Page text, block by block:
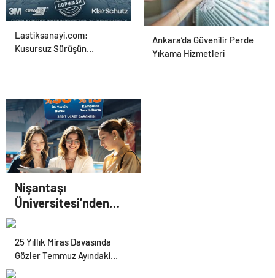
UETDS Nedir ? Uetds.com
İle Akıllı Dijital Taşımacılık
Ankara’da Güvenilir Perde
Yıkama Hizmetleri
Lastiksanayi.com:
Kusursuz Sürüşün
Nişantaşı
Üniversitesi’nden
2026 YKS Adaylarına
Ücret ve Kesintisiz
Burs
25 Yıllık Miras Davasında
Gözler Temmuz Ayındaki
Karar Duruşmasına Çevrildi